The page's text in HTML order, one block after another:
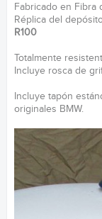
Fabricado en Fibra
Réplica del
R100
Totalmente
Incluye rosca de
Incluye tapón
originales BMW.